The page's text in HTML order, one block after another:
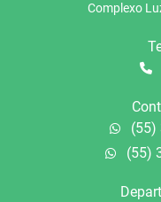
Complexo
(55)
(55)